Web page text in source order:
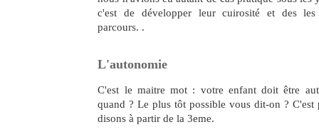
c'est de développer leur cuirosité et des
parcours. .
L'autonomie
C'est le maitre mot : votre enfant doit être
quand ? Le plus tôt possible vous dit-on ? C'est
disons à partir de la 3eme.